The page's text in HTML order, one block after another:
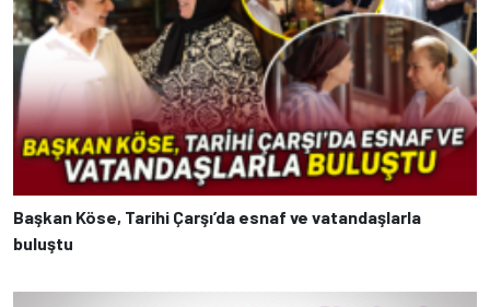
Başkan Köse, Tarihi Çarşı’da esnaf ve vatandaşlarla
buluştu